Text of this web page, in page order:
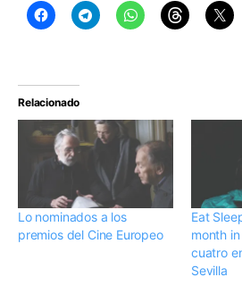
Relacionado
Lo nominados a los
premios del Cine Europeo
Eat
month
cuatro
Sevilla